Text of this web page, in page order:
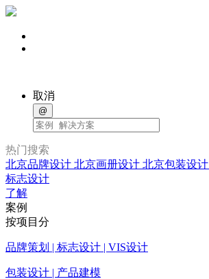
取消
@
热门搜索
北京品牌设计 北京画册设计 北京包装设计
标志设计
了解
案例
按项目分
品牌策划 | 标志设计 | VIS设计
包装设计 | 产品建模